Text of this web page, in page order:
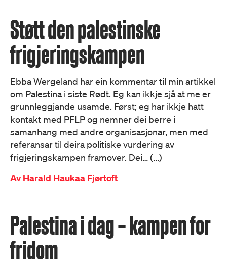
Støtt den palestinske
frigjeringskampen
Ebba Wergeland har ein kommentar til min artikkel
om Palestina i siste Rødt. Eg kan ikkje sjå at me er
grunnleggjande usamde. Først; eg har ikkje hatt
kontakt med PFLP og nemner dei berre i
samanhang med andre organisasjonar, men med
referansar til deira politiske vurdering av
frigjeringskampen framover. Dei… (...)
AvHarald Haukaa Fjørtoft
Palestina i dag – kampen for
fridom